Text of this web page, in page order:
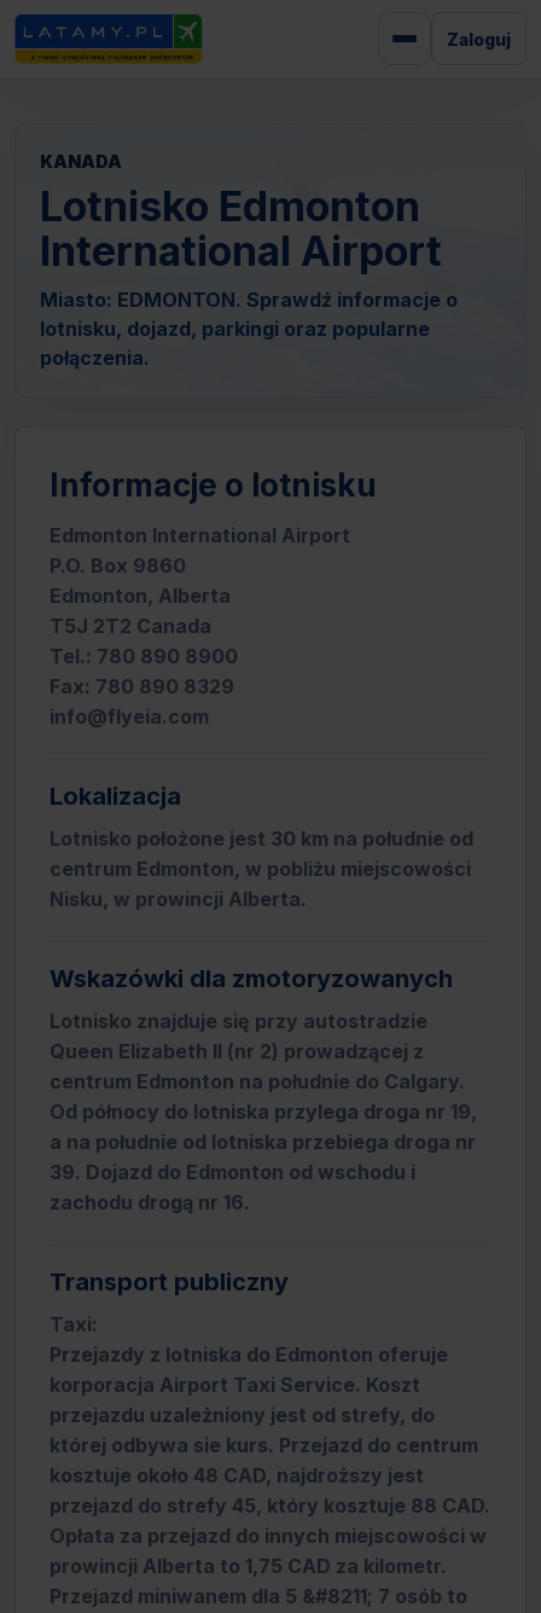
Zaloguj
KANADA
Lotnisko Edmonton
International Airport
Miasto: EDMONTON. Sprawdź informacje o
lotnisku, dojazd, parkingi oraz popularne
połączenia.
Informacje o lotnisku
Edmonton International Airport
P.O. Box 9860
Edmonton, Alberta
T5J 2T2 Canada
Tel.: 780 890 8900
Fax: 780 890 8329
info@flyeia.com
Lokalizacja
Lotnisko położone jest 30 km na południe od
centrum Edmonton, w pobliżu miejscowości
Nisku, w prowincji Alberta.
Wskazówki dla zmotoryzowanych
Lotnisko znajduje się przy autostradzie
Queen Elizabeth II (nr 2) prowadzącej z
centrum Edmonton na południe do Calgary.
Od północy do lotniska przylega droga nr 19,
a na południe od lotniska przebiega droga nr
39. Dojazd do Edmonton od wschodu i
zachodu drogą nr 16.
Transport publiczny
Taxi:
Przejazdy z lotniska do Edmonton oferuje
korporacja Airport Taxi Service. Koszt
przejazdu uzależniony jest od strefy, do
której odbywa sie kurs. Przejazd do centrum
kosztuje około 48 CAD, najdroższy jest
przejazd do strefy 45, który kosztuje 88 CAD.
Opłata za przejazd do innych miejscowości w
prowincji Alberta to 1,75 CAD za kilometr.
Przejazd miniwanem dla 5 &#8211; 7 osób to